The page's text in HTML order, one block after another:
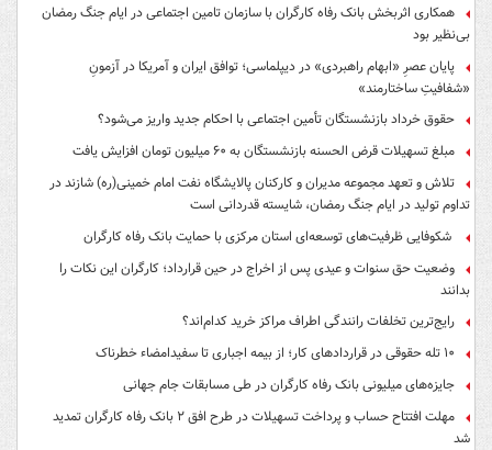
همکاری اثربخش بانک رفاه کارگران با سازمان تامین اجتماعی در ایام جنگ رمضان
بی‌نظیر بود
پایان عصرِ «ابهام راهبردی» در دیپلماسی؛ توافق ایران و آمریکا در آزمونِ
«شفافیتِ ساختارمند»
حقوق خرداد بازنشستگان تأمین اجتماعی با احکام جدید واریز می‌شود؟
مبلغ تسهیلات قرض الحسنه بازنشستگان به ۶۰ میلیون تومان افزایش یافت
تلاش و تعهد مجموعه مدیران و کارکنان پالایشگاه نفت امام خمینی(ره) شازند در
تداوم تولید در ایام جنگ رمضان، شایسته قدردانی است
شکوفایی ظرفیت‌های توسعه‌ای استان مرکزی با حمایت بانک رفاه کارگران
وضعیت حق سنوات و عیدی پس از اخراج در حین قرارداد؛ کارگران این نکات را
بدانند
رایج‌ترین تخلفات رانندگی اطراف مراکز خرید کدام‌اند؟
۱۰ تله حقوقی در قراردادهای کار؛ از بیمه اجباری تا سفیدامضاء خطرناک
جایزه‌های میلیونی بانک رفاه کارگران در طی مسابقات جام جهانی
مهلت افتتاح حساب و پرداخت تسهیلات در طرح افق ۲ بانک رفاه کارگران تمدید
شد